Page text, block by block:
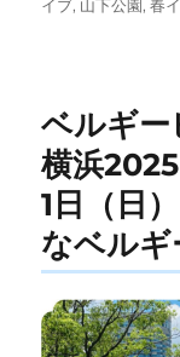
イブ, 山下公園,春
ベルギー
横浜
1日（日
なベル